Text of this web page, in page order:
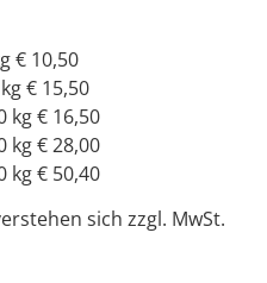
€ 10,50
€ 15,50
kg € 16,50
kg € 28,00
kg € 50,40
sich zzgl. MwSt.